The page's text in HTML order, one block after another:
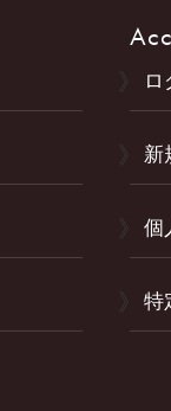
ロ
新
個
特